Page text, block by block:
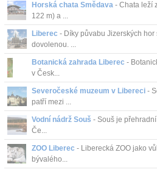
Atrakce
O nás
Kontakt
Horská chata Smědava - Chata leží
122 m) a ...
Liberec - Díky půvabu Jizerských
dovolenou. ...
Botanická zahrada Liberec -
v Česk...
Severočeské muzeum v Libereci -
patří mezi ...
Vodní nádrž Souš - Souš je
Če...
ZOO Liberec - Liberecká ZOO jako
bývalého...